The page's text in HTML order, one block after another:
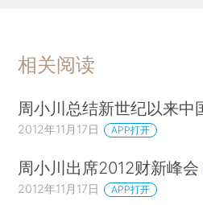
相关阅读
周小川总结新世纪以来中
2012年11月17日 APP打开
周小川出席2012财新峰会
2012年11月17日 APP打开